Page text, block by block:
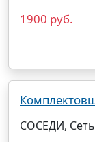
1900 руб.
СОСЕДИ,